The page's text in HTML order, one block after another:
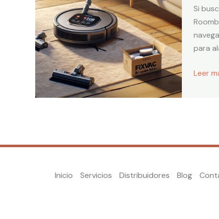
Si
para
mejor
Leer
Inicio Servicios Distribuidores Blog